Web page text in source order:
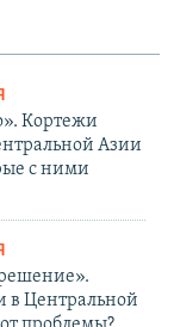
Кортежи
Азии
с ними
в Центральной